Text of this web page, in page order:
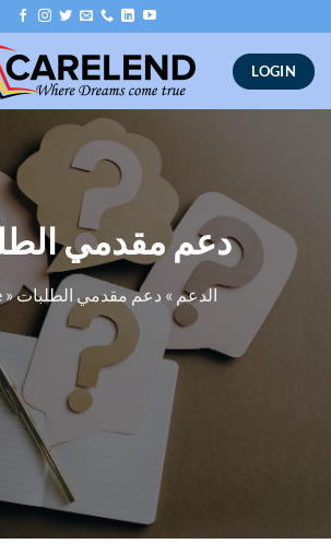
LOGIN
دعم مقدمي
» الدعم » دعم مقدمي الطلبات